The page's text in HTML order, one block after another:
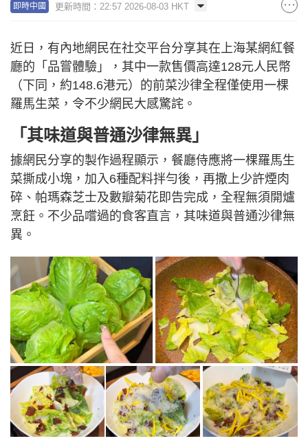
即時中國 更新時間：22:57 2026-08-03 HKT
近日，有內地網民在社交平台分享其在上海某網紅餐
廳的「品嘗體驗」，其中一款售價高達128元人民幣
（下同，約148.6港元）的前菜沙律全程僅使用一棵
羅馬生菜，令不少網民大感驚詫。
「其味道與普通沙律無異」
據網民分享的製作過程顯示，餐廳侍應將一棵羅馬生
菜撕成小塊，加入6種配料拌勻後，再撒上少許煙肉
碎、帕瑪森芝士及數瓣菊花即告完成，全程無須開爐
烹飪。不少品嚐過的食客直言，其味道與普通沙律無
異。